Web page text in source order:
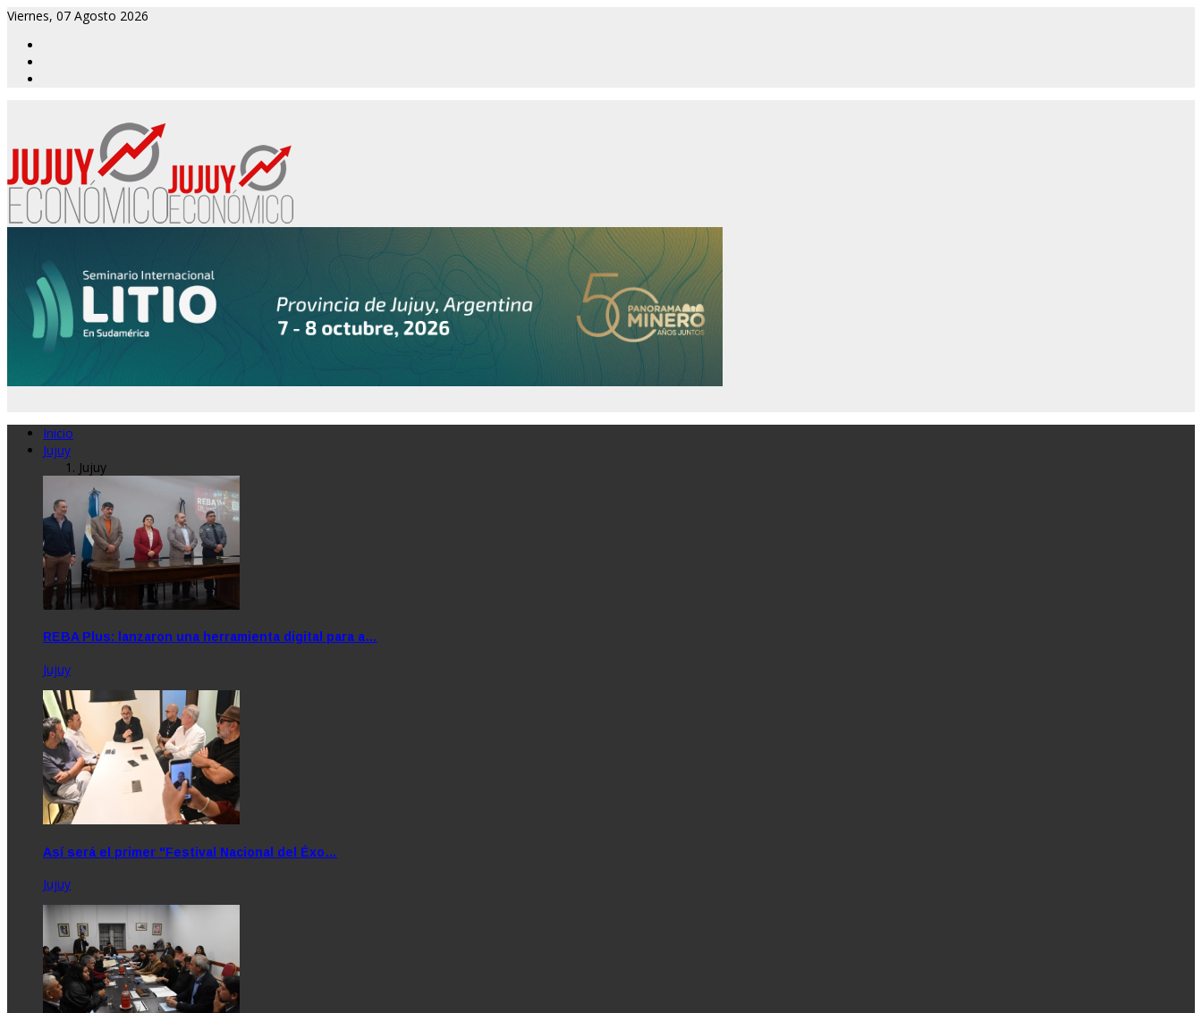
Viernes, 07 Agosto 2026
Inicio
Jujuy
Jujuy
REBA Plus: lanzaron una herramienta digital para a…
Jujuy
Así será el primer "Festival Nacional del Éxo…
Jujuy